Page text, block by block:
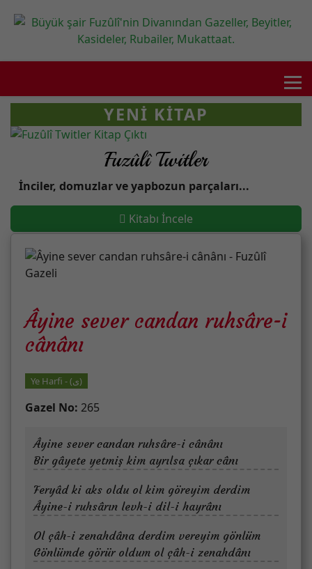
YENI KITAP
Fuzûlî Twitler
İnciler, domuzlar ve yapbozun parçaları...
Kitabı İncele
Âyine sever candan ruhsâre-i
cânânı
Ye Harfi - (ى)
Gazel No: 265
Âyine sever candan ruhsâre-i cânânı
Bir gâyete yetmiş kim ayrılsa çıkar cânı
Feryâd ki aks oldu ol kim göreyim derdim
Âyine-i ruhsârın levh-i dil-i hayrânı
Ol çâh-i zenahdâna derdim vereyim gönlüm
Gönlümde görür oldum ol çâh-i zenahdânı